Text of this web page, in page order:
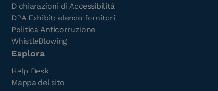
Dichiarazioni di Accessibilità
DPA Exhibit: elenco fornitori
Politica Anticorruzione
WhistleBlowing
Esplora
Help Desk
Mappa del sito